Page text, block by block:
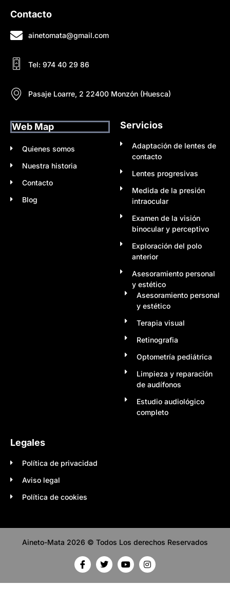
Contacto
ainetomata@gmail.com
Tel: 974 40 29 86
Pasaje Loarre, 2 22400 Monzón (Huesca)
Web Map
Quienes somos
Nuestra historia
Contacto
Blog
Servicios
Adaptación de lentes de
contacto
Lentes progresivas
Medida de la presión
intraocular
Examen de la visión
binocular y perceptivo
Exploración del polo
anterior
Asesoramiento personal
y estético
Asesoramiento personal
y estético
Terapia visual
Retinografia
Optometría pediátrica
Limpieza y reparación
de audífonos
Estudio audiológico
completo
Legales
Política de privacidad
Aviso legal
Política de cookies
Aineto-Mata 2026 © Todos Los derechos Reservados